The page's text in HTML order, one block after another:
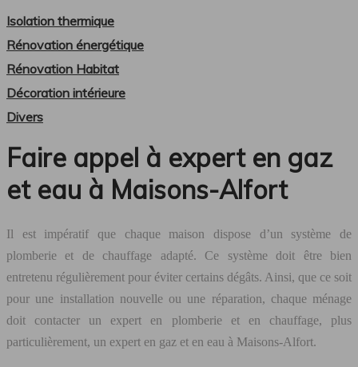
Isolation thermique
Rénovation énergétique
Rénovation Habitat
Décoration intérieure
Divers
Faire appel à expert en gaz
et eau à Maisons-Alfort
Il est impératif que chaque maison dispose d’un système de
plomberie et de chauffage adapté. Ce système doit être bien
entretenu régulièrement pour éviter certains dégâts. Ainsi, que ce soit
pour une installation nouvelle ou une réparation, chaque ménage
doit contacter un expert en plomberie et en chauffage, plus
particulièrement, un expert en gaz et en eau à Maisons-Alfort.